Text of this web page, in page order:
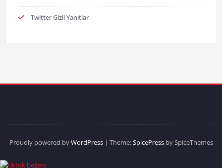
Twitter Gizli Yanıtlar
Proudly powered byWordPress| Theme:SpicePressby SpiceThemes